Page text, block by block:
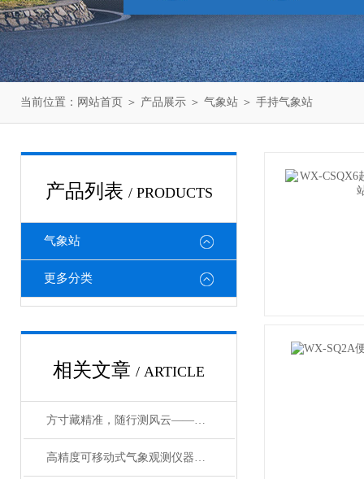
当前位置： 网站首页 ＞ 产品展示 ＞ 气象站 ＞ 手持气象站
产品列表 / PRODUCTS
气象站
更多分类
相关文章 / ARTICLE
方寸藏精准，随行测风云——便携式五参数电子气象仪赋能多领域高效作业
高精度可移动式气象观测仪器：方寸藏锋芒，移动护安行